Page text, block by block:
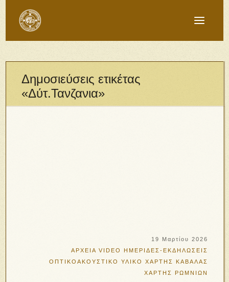
Δημοσιεύσεις ετικέτας
«Δύτ.Τανζανια»
19 Μαρτίου 2026
ΑΡΧΕΙΑ VIDEO
ΗΜΕΡΙΔΕΣ-ΕΚΔΗΛΩΣΕΙΣ
ΟΠΤΙΚΟΑΚΟΥΣΤΙΚΟ ΥΛΙΚΟ
ΧΑΡΤΗΣ ΚΑΒΑΛΑΣ
ΧΑΡΤΗΣ ΡΩΜΝΙΩΝ